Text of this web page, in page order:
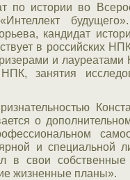
по истории во
кандидат
в российских
и
занятия
о
и специальной
в свои
жизненные планы».